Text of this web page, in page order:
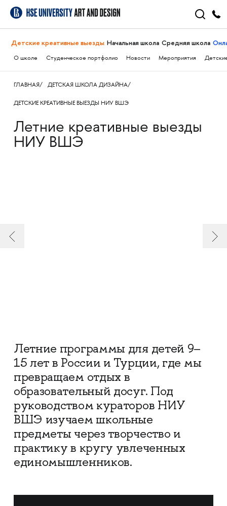
Детские креативные выезды Начальная школа Средняя школа
О школе Студенческое портфолио Новости Мероприятия
ГЛАВНАЯ ДЕТСКАЯ ШКОЛА ДИЗАЙНА
ДЕТСКИЕ КРЕАТИВНЫЕ ВЫЕЗДЫ НИУ ВШЭ
Летние креативные выезды
НИУ ВШЭ
Летние программы для детей 9–
15 лет в России и Турции, где мы
превращаем отдых в
образовательный досуг. Под
руководством кураторов НИУ
ВШЭ изучаем школьные
предметы через творчество и
практику в кругу увлеченных
единомышленников.